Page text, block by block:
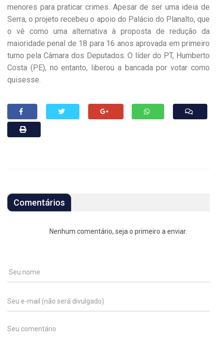
menores para praticar crimes. Apesar de ser uma ideia de
Serra, o projeto recebeu o apoio do Palácio do Planalto, que
o vê como uma alternativa à proposta de redução da
maioridade penal de 18 para 16 anos aprovada em primeiro
turno pela Câmara dos Deputados. O líder do PT, Humberto
Costa (PE), no entanto, liberou a bancada por votar como
quisesse.
Comentários
Nenhum comentário, seja o primeiro a enviar.